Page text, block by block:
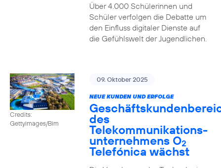
Über 4.000 Schülerinnen und
Schüler verfolgen die Debatte um
den Einfluss digitaler Dienste auf
die Gefühlswelt der Jugendlichen.
Credits:
Gettyimages/Bim
09. Oktober 2025
NEUE KUNDEN UND ERFOLGE
des
Telekommunikations­
unternehmens O2
Telefónica wächst